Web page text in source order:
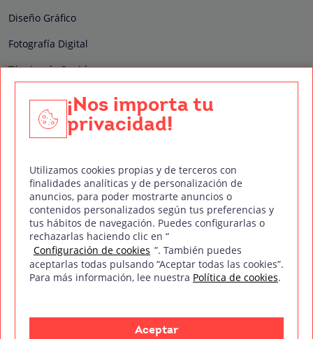
Diseño Gráfico
Fotografía Digital
Técnico de Sonido
Edición y Postproducción de Vídeo
Nuestros sellos de calidad
Síguenos en Redes Sociales
mm 2026
Política de privacidad Política de cookies
Aviso legal
¡Nos importa tu
privacidad!
Utilizamos cookies propias y de terceros con
finalidades analíticas y de personalización de
anuncios, para poder mostrarte anuncios o
contenidos personalizados según tus preferencias y
tus hábitos de navegación. Puedes configurarlas o
rechazarlas haciendo clic en “
Configuración de cookies ”. También puedes
aceptarlas todas pulsando “Aceptar todas las cookies”.
Para más información, lee nuestra Política de cookies.
Aceptar